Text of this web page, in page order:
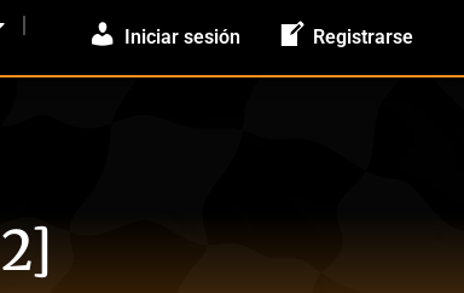
Iniciar sesión Registrarse